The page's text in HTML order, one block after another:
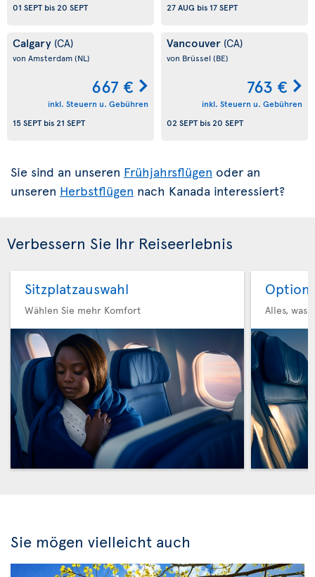
01 SEPTbis20 SEPT
27 AUG bis 17 SEPT
Calgary (CA)
von Amsterdam(NL)
667 €
inkl. Steuern u. Gebühren
15 SEPTbis21 SEPT
Vancouver (CA)
von Brüssel (BE)
763 €
inkl. Steuern u. Gebühren
02 SEPTbis20 SEPT
Sie sind an unseren Frühjahrsflügen oder an
unseren Herbstflügen nach Kanada interessiert?
Verbessern Sie Ihr Reiseerlebnis
Sitzplatzauswahl
Wählen Sie mehr Komfort
Option
Alles, was
Sie mögen vielleicht auch